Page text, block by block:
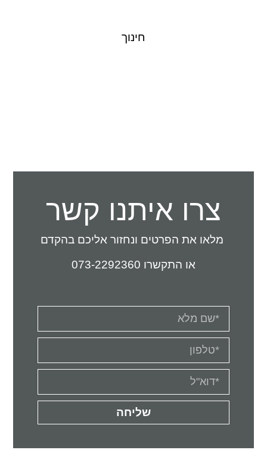
חינוך
צרו איתנו קשר
מלאו את הפרטים ונחזור אליכם בהקדם
או התקשרו
שליחה